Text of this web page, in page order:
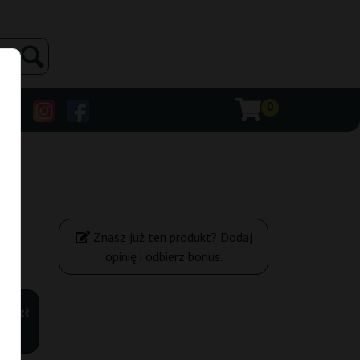
zł
Znasz już ten produkt? Dodaj
opinię i odbierz bonus.